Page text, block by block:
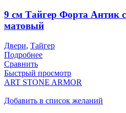
9 см Тайгер Форта Антик
матовый
Двери, Тайгер
Подробнее
Сравнить
Быстрый просмотр
ART STONE ARMOR
Добавить в список желаний